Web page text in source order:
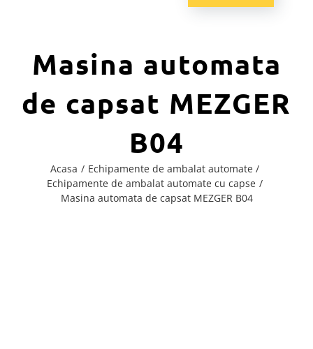
Masina automata
de capsat MEZGER
B04
Acasa
Echipamente de ambalat automate
Echipamente de ambalat automate cu capse
Masina automata de capsat MEZGER B04